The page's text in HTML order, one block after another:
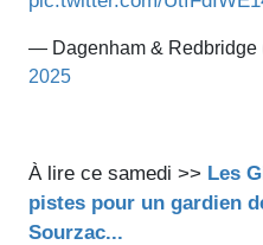
— Dagenham & Redbridge
2025
À lire ce samedi >> Les
pistes pour un gardien
Sourzac...